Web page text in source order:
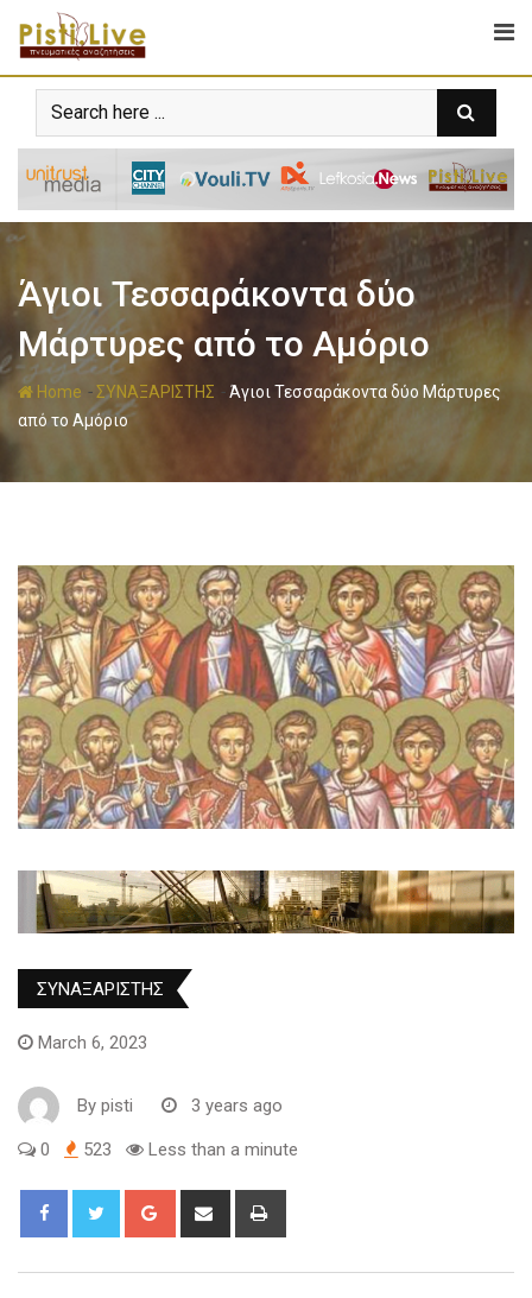
Άγιοι Τεσσαράκοντα δύο
Μάρτυρες από το Αμόριο
Home -ΣΥΝΑΞΑΡΙΣΤΗΣ -Άγιοι Τεσσαράκοντα δύο Μάρτυρες
από το Αμόριο
ΣΥΝΑΞΑΡΙΣΤΗΣ
March 6, 2023
By pisti 3 years ago
0 523 Less than a minute